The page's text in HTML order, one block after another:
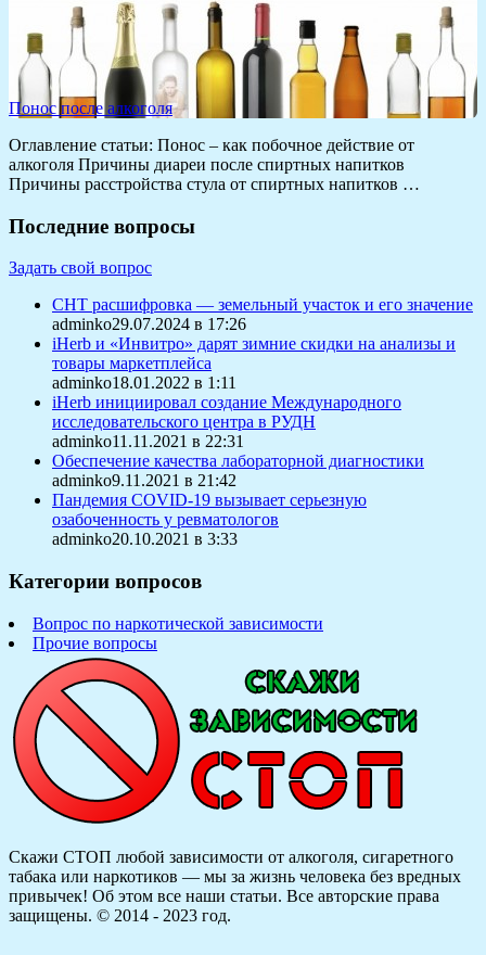
Понос после алкоголя
Оглавление статьи: Понос – как побочное действие от
алкоголя Причины диареи после спиртных напитков
Причины расстройства стула от спиртных напитков …
Последние вопросы
Задать свой вопрос
СНТ расшифровка — земельный участок и его значение
adminko29.07.2024 в 17:26
iHerb и «Инвитро» дарят зимние скидки на анализы и
товары маркетплейса
adminko18.01.2022 в 1:11
iHerb инициировал создание Международного
исследовательского центра в РУДН
adminko11.11.2021 в 22:31
Обеспечение качества лабораторной диагностики
adminko9.11.2021 в 21:42
Пандемия COVID-19 вызывает серьезную
озабоченность у ревматологов
adminko20.10.2021 в 3:33
Категории вопросов
Вопрос по наркотической зависимости
Прочие вопросы
Скажи СТОП любой зависимости от алкоголя, сигаретного
табака или наркотиков — мы за жизнь человека без вредных
привычек! Об этом все наши статьи. Все авторские права
защищены. © 2014 - 2023 год.